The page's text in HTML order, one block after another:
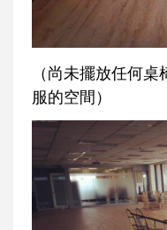
（尚未擺放任何
服的空間）